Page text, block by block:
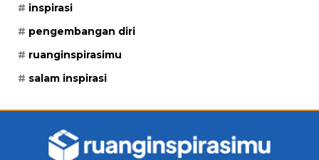
inspirasi
pengembangan diri
ruanginspirasimu
salam inspirasi